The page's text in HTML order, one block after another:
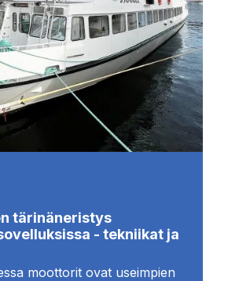
tärinäneristys
- tekniikat ja
moottorit ovat useimpien